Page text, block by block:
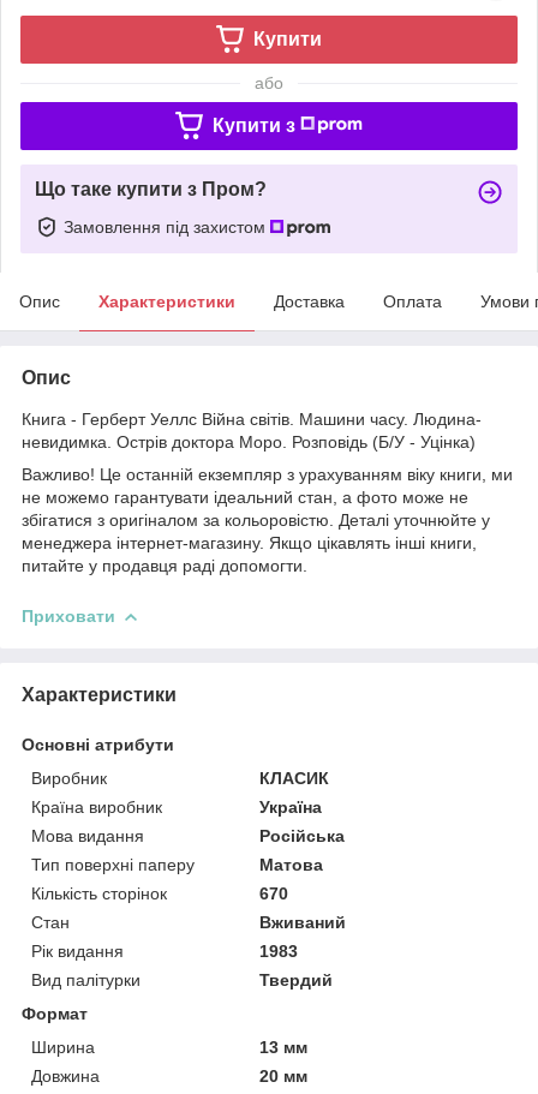
Купити
або
Купити з
Що таке купити з Пром?
Замовлення під захистом
Опис Характеристики Доставка Оплата Умови
Опис
Книга - Герберт Уеллс Війна світів. Машини часу. Людина-
невидимка. Острів доктора Моро. Розповідь (Б/У - Уцінка)
Важливо! Це останній екземпляр з урахуванням віку книги, ми
не можемо гарантувати ідеальний стан, а фото може не
збігатися з оригіналом за кольоровістю. Деталі уточнюйте у
менеджера інтернет-магазину. Якщо цікавлять інші книги,
питайте у продавця раді допомогти.
Приховати
Характеристики
Основні атрибути
Виробник
КЛАСИК
Країна виробник
Україна
Мова видання
Російська
Тип поверхні паперу
Матова
Кількість сторінок
670
Стан
Вживаний
Рік видання
1983
Вид палітурки
Твердий
Формат
Ширина
13 мм
Довжина
20 мм